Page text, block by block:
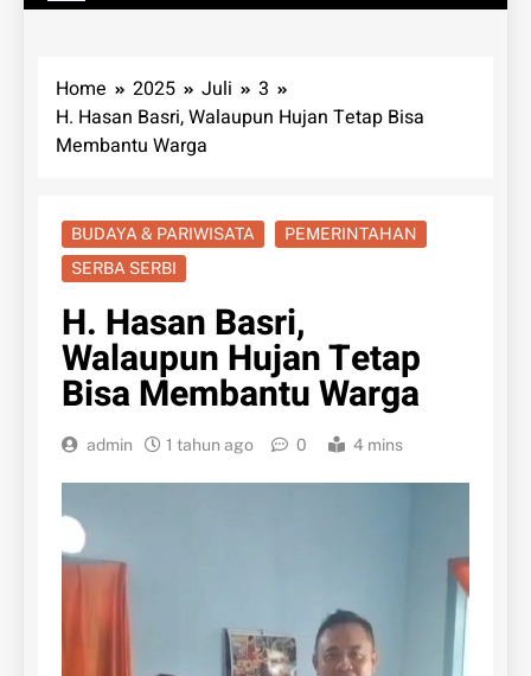
Home 2025 Juli
3
H. Hasan Basri, Walaupun Hujan Tetap Bisa
Membantu Warga
BUDAYA & PARIWISATA
PEMERINTAHAN
SERBA SERBI
H. Hasan Basri,
Walaupun Hujan Tetap
Bisa Membantu Warga
admin 1 tahun ago 0 4 mins